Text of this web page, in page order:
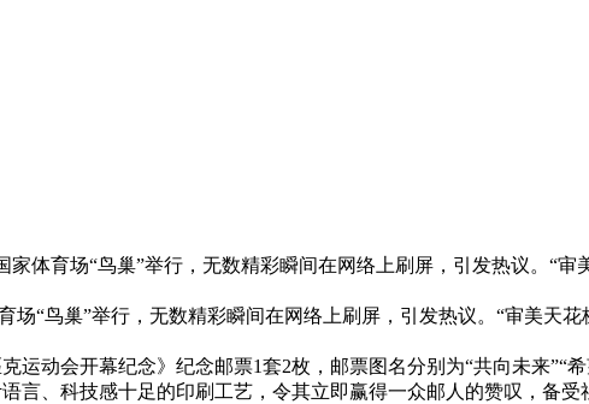
体育场“鸟巢”举行，无数精彩瞬间在网络上刷屏，引发热议。“
“鸟巢”举行，无数精彩瞬间在网络上刷屏，引发热议。“审美天
动会开幕纪念》纪念邮票1套2枚，邮票图名分别为“共向未来”“
言、科技感十足的印刷工艺，令其立即赢得一众邮人的赞叹，备